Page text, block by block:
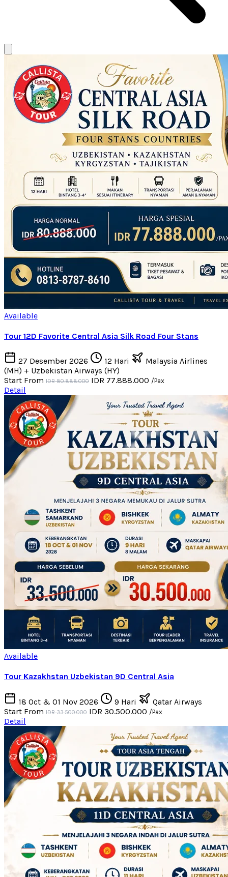
Available
Tour 12D Favorite Central Asia Silk Road Four Stans
27 Desember 2026 12 Hari
Malaysia Airlines
(MH) + Uzbekistan Airways (HY)
Start From IDR 80.888.000 IDR 77.888.000 /Pax
Detail
Available
Tour Kazakhstan Uzbekistan 9D Central Asia
18 Oct & 01 Nov 2026 9 Hari
Qatar Airways
Start From IDR 33.500.000 IDR 30.500.000 /Pax
Detail